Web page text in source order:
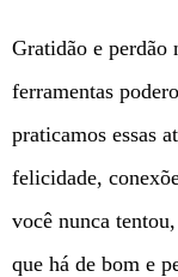
Gratidão e perdão
ferramentas
praticamos essas
felicidade,
você nunca
que há de bom e